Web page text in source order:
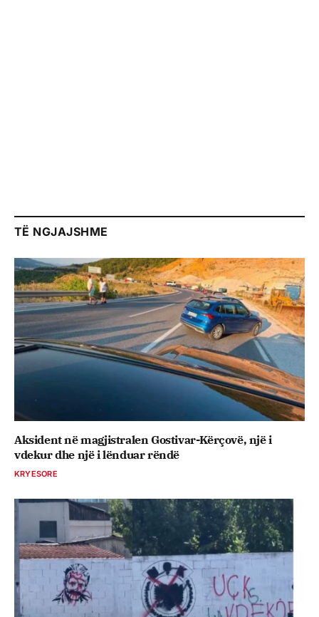
TË NGJAJSHME
Aksident në magjistralen Gostivar-Kërçovë, një i
vdekur dhe një i lënduar rëndë
KRYESORE